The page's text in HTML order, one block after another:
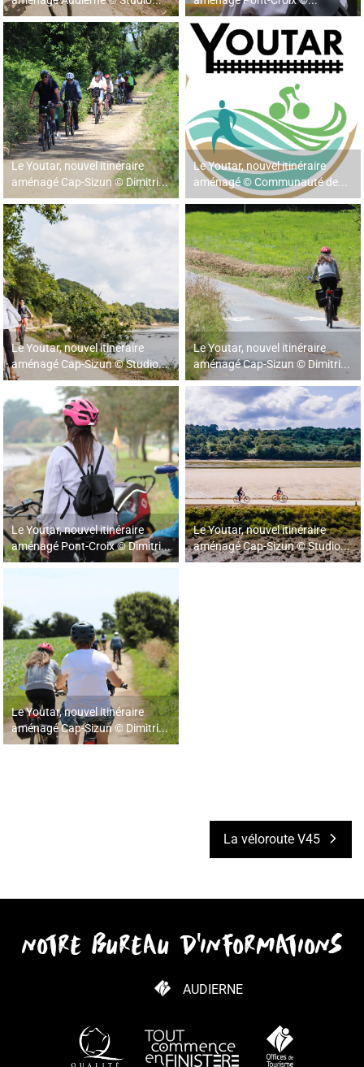
Le Youtar, nouvel itinéraire
aménagé Cap-Sizun © Dimitri...
Le Youtar, nouvel itinéraire
aménagé © Communauté de...
Le Youtar, nouvel itinéraire
aménagé Cap-Sizun © Studio...
Le Youtar, nouvel itinéraire
aménagé Cap-Sizun © Dimitri...
Le Youtar, nouvel itinéraire
aménagé Pont-Croix © Dimitri...
Le Youtar, nouvel itinéraire
aménagé Cap-Sizun © Studio...
Le Youtar, nouvel itinéraire
aménagé Cap-Sizun © Dimitri...
La véloroute V45
notre bureau d'informations
AUDIERNE
COMMENT VENIR ?